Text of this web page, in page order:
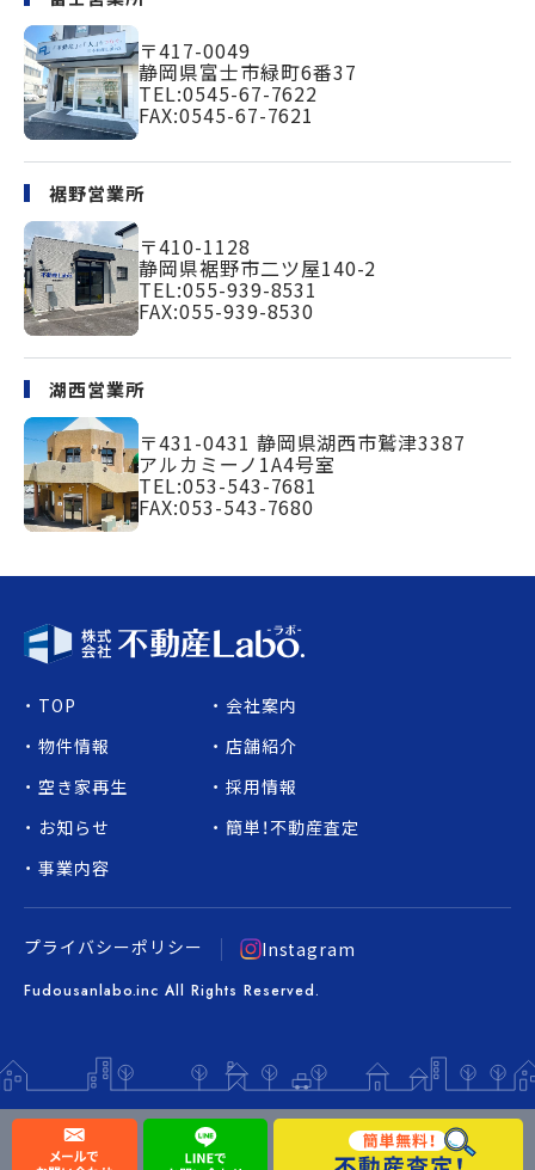
〒417-0049
静岡県富士市緑町6番37
TEL:0545-67-7622
FAX:0545-67-7621
裾野営業所
〒410-1128
静岡県裾野市二ツ屋140-2
TEL:055-939-8531
FAX:055-939-8530
湖西営業所
〒431-0431 静岡県湖西市鷲津3387
アルカミーノ1A4号室
TEL:053-543-7681
FAX:053-543-7680
プライバシーポリシー Instagram
Fudousanlabo.inc All Rights Reserved.
TOP
お知らせ
店舗紹介
物件情報
事業内容
採用情報
空き家再生
会社案内
簡単！不動産査定